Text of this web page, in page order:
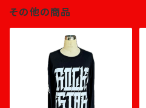
その他の商品